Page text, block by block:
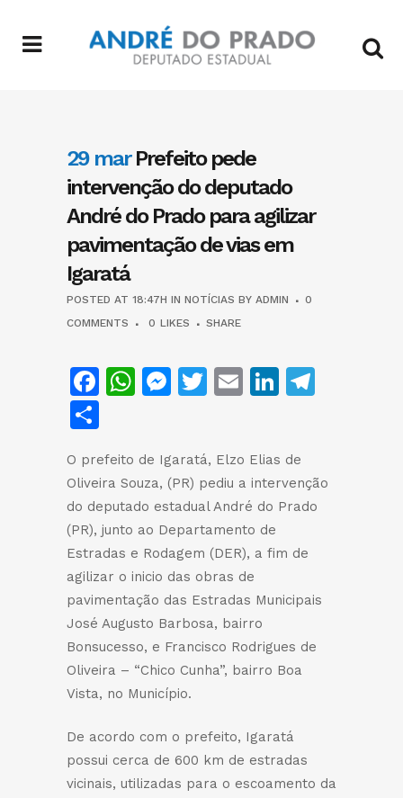
29 marPrefeito pede
intervenção do deputado
André do Prado para agilizar
pavimentação de vias em
Igaratá
POSTED AT 18:47H IN NOTÍCIAS BY ADMIN
0
COMMENTS
0 LIKES SHARE
Facebook
WhatsApp
Messenger
Twitter
EmailLinkedIn
O prefeito de Igaratá, Elzo Elias de
Oliveira Souza, (PR) pediu a intervenção
do deputado estadual André do Prado
(PR), junto ao Departamento de
Estradas e Rodagem (DER), a fim de
agilizar o inicio das obras de
pavimentação das Estradas Municipais
José Augusto Barbosa, bairro
Bonsucesso, e Francisco Rodrigues de
Oliveira – “Chico Cunha”, bairro Boa
Vista, no Município.
De acordo com o prefeito, Igaratá
possui cerca de 600 km de estradas
vicinais, utilizadas para o escoamento da